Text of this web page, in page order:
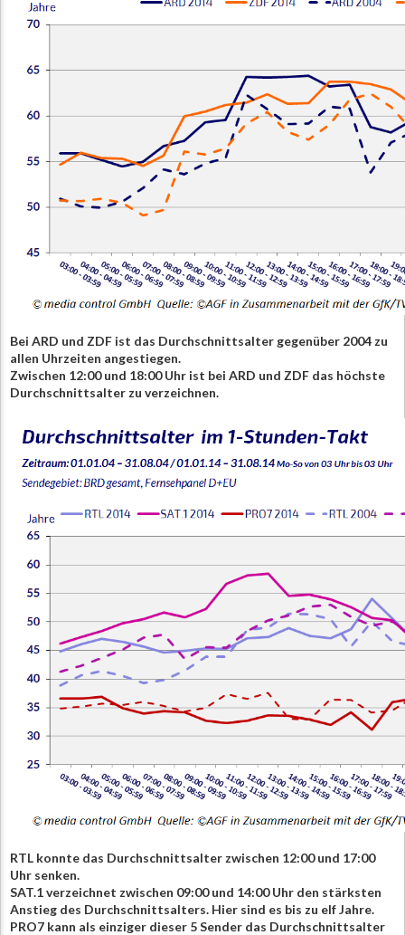
Bei ARD und ZDF ist das Durchschnittsalter gegenüber 2004 zu
allen Uhrzeiten angestiegen.
Zwischen 12:00 und 18:00 Uhr ist bei ARD und ZDF das höchste
Durchschnittsalter zu verzeichnen.
RTL konnte das Durchschnittsalter zwischen 12:00 und 17:00
Uhr senken.
SAT.1 verzeichnet zwischen 09:00 und 14:00 Uhr den stärksten
Anstieg des Durchschnittsalters. Hier sind es bis zu elf Jahre.
PRO7 kann als einziger dieser 5 Sender das Durchschnittsalter